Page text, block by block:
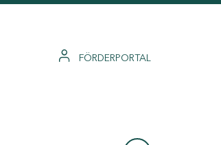
FÖRDERPORTAL